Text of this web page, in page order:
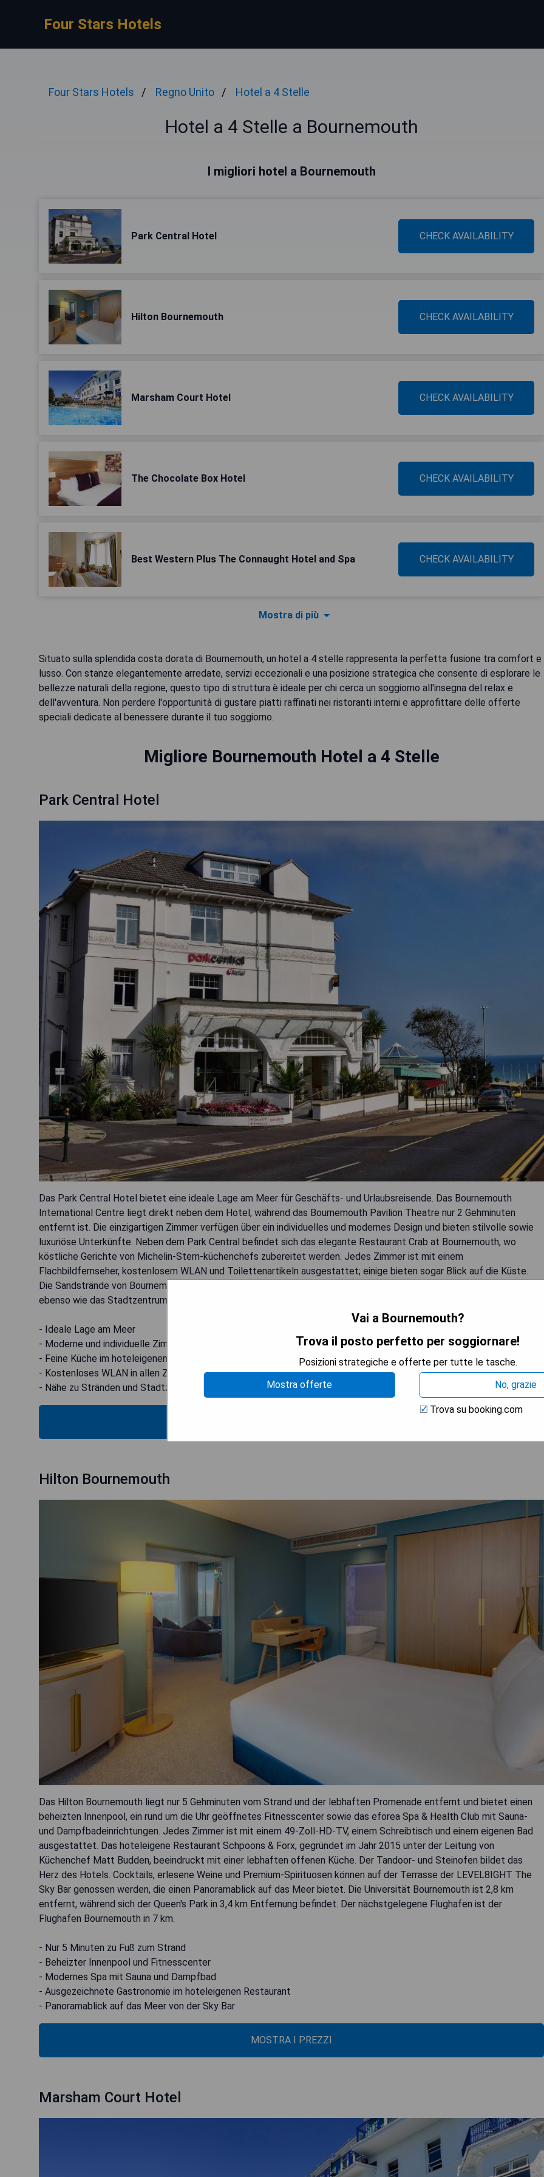
Four Stars Hotels
Four Stars Hotels Regno Unito Hotel a 4 Stelle
Hotel a 4 Stelle a Bournemouth
I migliori hotel a Bournemouth
Park Central Hotel CHECK AVAILABILITY
Hilton Bournemouth CHECK AVAILABILITY
Marsham Court Hotel CHECK AVAILABILITY
The Chocolate Box Hotel CHECK AVAILABILITY
Best Western Plus The Connaught Hotel and Spa CHECK AVAILABILITY
Mostra di più
Situato sulla splendida costa dorata di Bournemouth, un hotel a 4 stelle rappresenta la perfetta fusione tra comfort e
lusso. Con stanze elegantemente arredate, servizi eccezionali e una posizione strategica che consente di esplorare le
bellezze naturali della regione, questo tipo di struttura è ideale per chi cerca un soggiorno all'insegna del relax e
dell'avventura. Non perdere l'opportunità di gustare piatti raffinati nei ristoranti interni e approfittare delle offerte
speciali dedicate al benessere durante il tuo soggiorno.
Migliore Bournemouth Hotel a 4 Stelle
Park Central Hotel
Das Park Central Hotel bietet eine ideale Lage am Meer für Geschäfts- und Urlaubsreisende. Das Bournemouth
International Centre liegt direkt neben dem Hotel, während das Bournemouth Pavilion Theatre nur 2 Gehminuten
entfernt ist. Die einzigartigen Zimmer verfügen über ein individuelles und modernes Design und bieten stilvolle sowie
luxuriöse Unterkünfte. Neben dem Park Central befindet sich das elegante Restaurant Crab at Bournemouth, wo
köstliche Gerichte von Michelin-Stern-küchenchefs zubereitet werden. Jedes Zimmer ist mit einem
Flachbildfernseher, kostenlosem WLAN und Toilettenartikeln ausgestattet; einige bieten sogar Blick auf die Küste.
Die Sandstrände von Bournemouth sowie verschiedene Küstenrestaurants sind in wenigen Minuten zu Fuß erreichbar,
ebenso wie das Stadtzentrum in weniger als 5 Minuten.
- Ideale Lage am Meer
- Moderne und individuelle Zimmergestaltung
- Feine Küche im hoteleigenen Restaurant
- Kostenloses WLAN in allen Zimmern
- Nähe zu Stränden und Stadtzentrum
Hilton Bournemouth
Das Hilton Bournemouth liegt nur 5 Gehminuten vom Strand und der lebhaften Promenade entfernt und bietet einen
beheizten Innenpool, ein rund um die Uhr geöffnetes Fitnesscenter sowie das eforea Spa & Health Club mit Sauna-
und Dampfbadeinrichtungen. Jedes Zimmer ist mit einem 49-Zoll-HD-TV, einem Schreibtisch und einem eigenen Bad
ausgestattet. Das hoteleigene Restaurant Schpoons & Forx, gegründet im Jahr 2015 unter der Leitung von
Küchenchef Matt Budden, beeindruckt mit einer lebhaften offenen Küche. Der Tandoor- und Steinofen bildet das
Herz des Hotels. Cocktails, erlesene Weine und Premium-Spirituosen können auf der Terrasse der LEVEL8IGHT The
Sky Bar genossen werden, die einen Panoramablick auf das Meer bietet. Die Universität Bournemouth ist 2,8 km
entfernt, während sich der Queen's Park in 3,4 km Entfernung befindet. Der nächstgelegene Flughafen ist der
Flughafen Bournemouth in 7 km.
- Nur 5 Minuten zu Fuß zum Strand
- Beheizter Innenpool und Fitnesscenter
- Modernes Spa mit Sauna und Dampfbad
- Ausgezeichnete Gastronomie im hoteleigenen Restaurant
- Panoramablick auf das Meer von der Sky Bar
MOSTRA I PREZZI
Marsham Court Hotel
Vai a Bournemouth?
Trova il posto perfetto per soggiornare!
Posizioni strategiche e offerte per tutte le tasche.
Mostra offerte
No, grazie
Trova su booking.com